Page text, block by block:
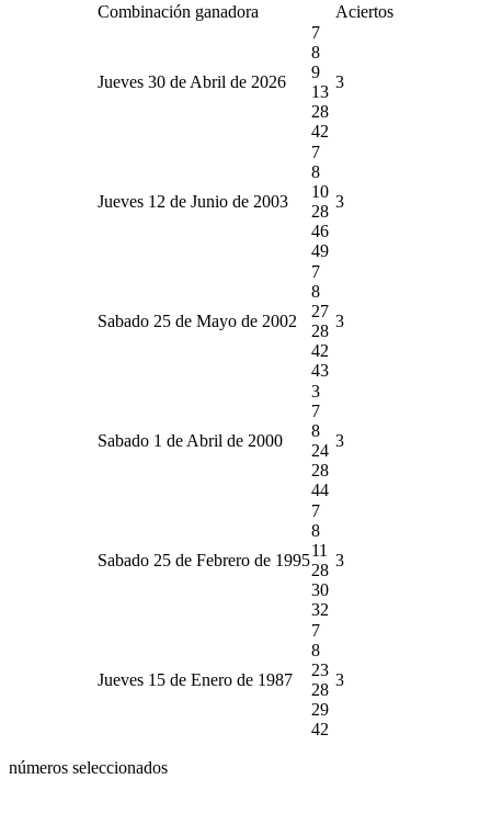
Combinación ganadora Aciertos
Jueves 30 de Abril de 2026
7
8
9
13
28
42
3
Jueves 12 de Junio de 2003
7
8
10
28
46
49
3
Sabado 25 de Mayo de 2002
7
8
27
28
42
43
3
Sabado 1 de Abril de 2000
3
7
8
24
28
44
3
Sabado 25 de Febrero de 1995
7
8
11
28
30
32
3
Jueves 15 de Enero de 1987
7
8
23
28
29
42
3
números seleccionados